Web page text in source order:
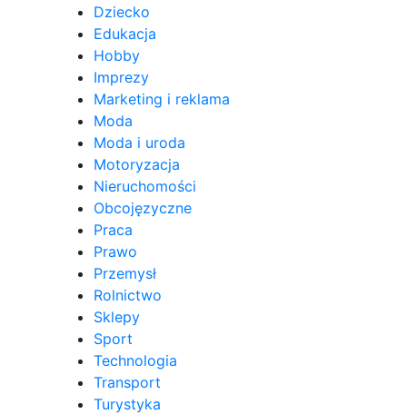
Dziecko
Edukacja
Hobby
Imprezy
Marketing i reklama
Moda
Moda i uroda
Motoryzacja
Nieruchomości
Obcojęzyczne
Praca
Prawo
Przemysł
Rolnictwo
Sklepy
Sport
Technologia
Transport
Turystyka